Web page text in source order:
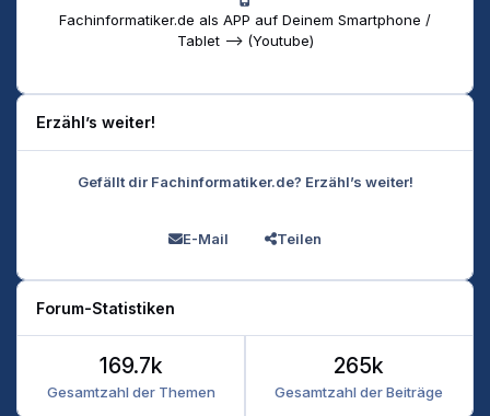
Fachinformatiker.de als APP auf Deinem Smartphone /
Tablet --> (Youtube)
Erzähl’s weiter!
Gefällt dir Fachinformatiker.de? Erzähl’s weiter!
E-Mail Teilen
Forum-Statistiken
Gesamtzahl der Themen
169.7k
Gesamtzahl der Beiträge
265k